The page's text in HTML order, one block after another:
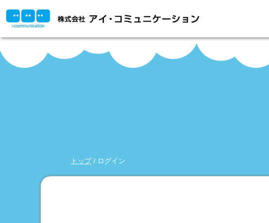
現
在
トップ/ ログイン